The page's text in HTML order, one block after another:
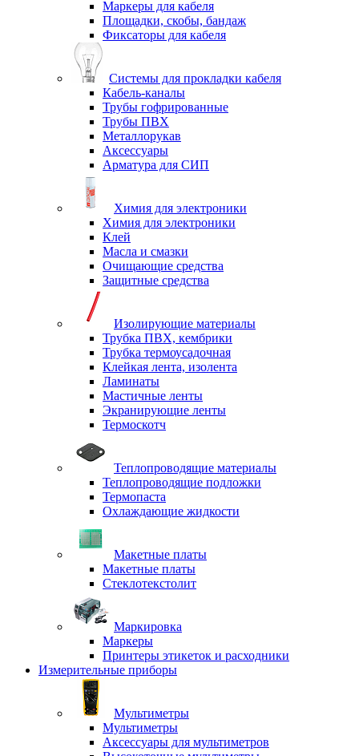
Маркеры для кабеля
Площадки, скобы, бандаж
Фиксаторы для кабеля
Системы для прокладки кабеля
Кабель-каналы
Трубы гофрированные
Трубы ПВХ
Металлорукав
Аксессуары
Арматура для СИП
Химия для электроники
Химия для электроники
Клей
Масла и смазки
Очищающие средства
Защитные средства
Изолирующие материалы
Трубка ПВХ, кембрики
Трубка термоусадочная
Клейкая лента, изолента
Ламинаты
Мастичные ленты
Экранирующие ленты
Термоскотч
Теплопроводящие материалы
Теплопроводящие подложки
Термопаста
Охлаждающие жидкости
Макетные платы
Макетные платы
Стеклотекстолит
Маркировка
Маркеры
Принтеры этикеток и расходники
Измерительные приборы
Мультиметры
Мультиметры
Аксессуары для мультиметров